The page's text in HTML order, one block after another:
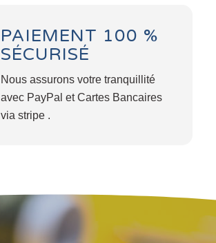
PAIEMENT 100 %
SÉCURISÉ
Nous assurons votre tranquillité
avec PayPal et Cartes Bancaires
via stripe .